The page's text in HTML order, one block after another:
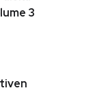
3